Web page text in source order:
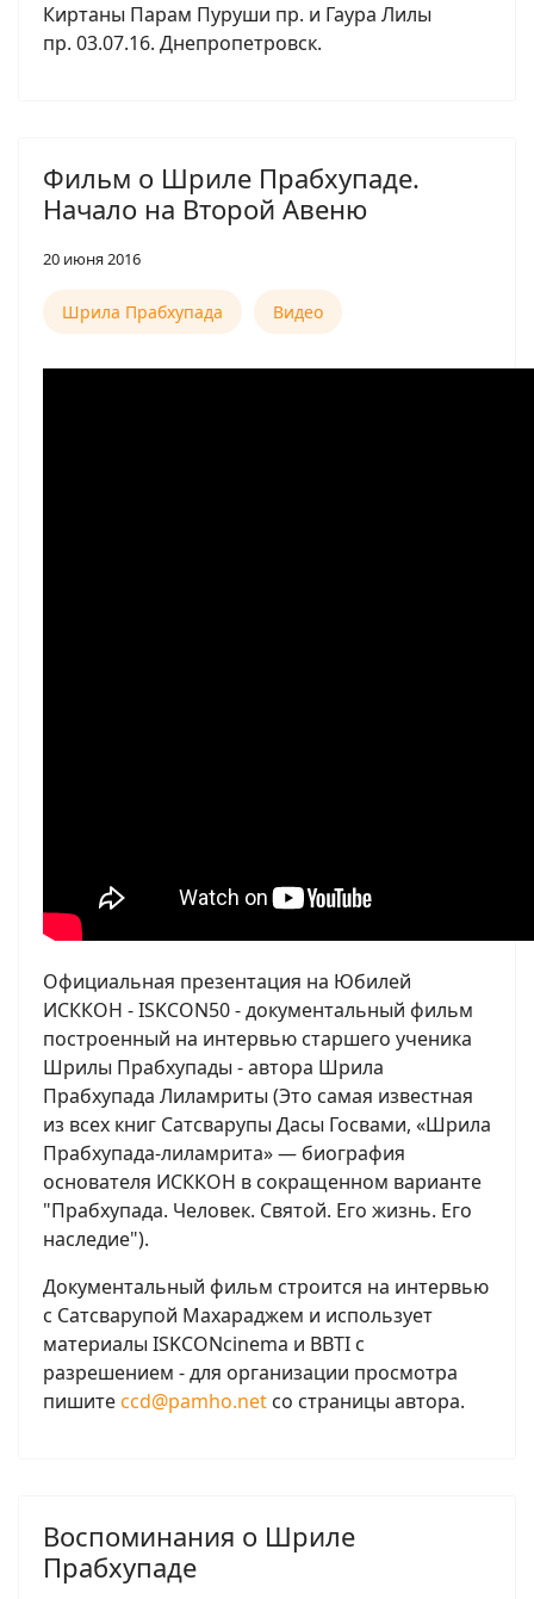
Киртаны Парам Пуруши пр. и Гаура Лилы
пр. 03.07.16. Днепропетровск.
Фильм о Шриле Прабхупаде.
Начало на Второй Авеню
20 июня 2016
Шрила Прабхупада Видео
Официальная прeзентация на Юбилей
ИСККОН - ISKCON50 - документальный фильм
построенный на интервью старшего ученика
Шрилы Прабхупады - автора Шрила
Прабхупада Лиламриты (Это самая известная
из всех книг Сатсварупы Дасы Госвами, «Шрила
Прабхупада-лиламрита» — биография
основателя ИСККОН в сокращенном варианте
"Прабхупада. Человек. Святой. Его жизнь. Его
наследие").
Документальный фильм строится на интервью
с Сатсварупой Махараджем и использует
материалы ISKCONcinema и BBTI с
разрешением - для организации просмотра
пишитеccd@pamho.net со страницы автора.
Воспоминания о Шриле
Прабхупаде